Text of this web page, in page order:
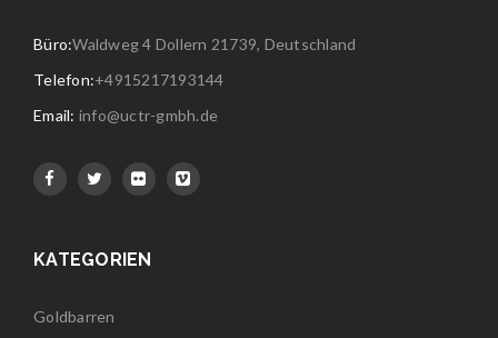
Büro:Waldweg 4 Dollern 21739, Deutschland
Telefon:+4915217193144
Email: info@uctr-gmbh.de
KATEGORIEN
Goldbarren